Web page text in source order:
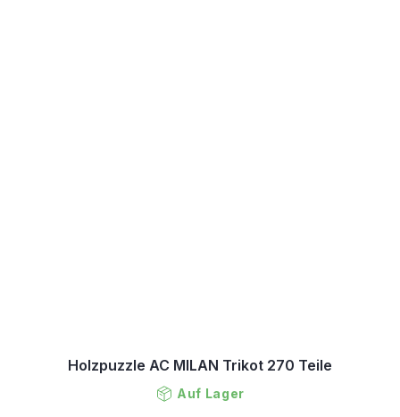
Holzpuzzle AC MILAN Trikot 270 Teile
Auf Lager